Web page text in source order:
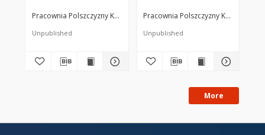
Pracownia Polszczyzny Kresowej
Unpublished
Pracownia Polszczyzny Kresowej
Unpublished
More